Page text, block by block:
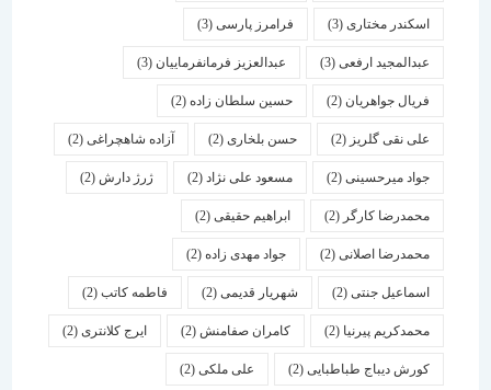
اسكندر مختاری (3) فرامرز پارسی(3)
عبدالمجید ارفعی(3) عبدالعزیز فرمانفرماییان(3)
فریال جواهریان(2) حسین سلطان زاده(2)
علی نقی گلریز(2) حسن بلخاری(2) آزاده شاهچراغی(2)
جواد میرحسینی(2) مسعود علی نژاد(2) ژرژ دارش (2)
محمدرضا کارگر(2) ابراهیم حقیقی(2)
محمدرضا اصلانی(2) جواد مهدی زاده(2)
اسماعیل جنتی(2) شهریار قدیمی(2) فاطمه کاتب(2)
محمدکریم پیرنیا (2) کامران صفامنش(2) ایرج کلانتری (2)
کورش دیباج طباطبایی(2) علی ملکی(2)